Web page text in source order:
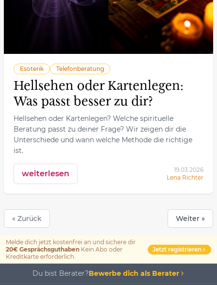
Esoterik Telefonberatung
Hellsehen oder Kartenlegen:
Was passt besser zu dir?
Hellsehen oder Kartenlegen? Welche spirituelle
Beratung passt zu deiner Frage? Wir zeigen dir die
Unterschiede und wann welche Methode die richtige
ist.
weiterlesen
19.03.2026
Lena Richter
« Zurück Weiter »
Melde dich jetzt kostenfrei an und sichere dir
20€ Gesprächsguthaben Kein Abo oder
Kreditkarte erforderlich.
Jetzt registrieren
Du bist Berater?Bewerbe dich als Berater